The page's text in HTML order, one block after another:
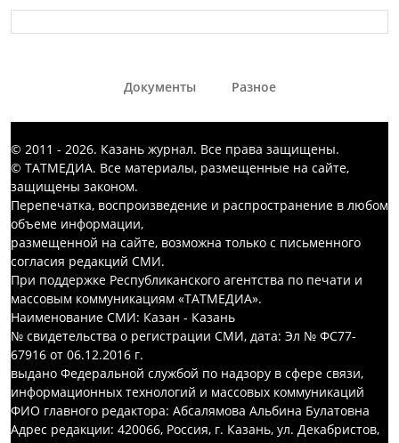
Документы Разное
© 2011 - 2026. Казань журнал. Все права защищены.
© ТАТМЕДИА. Все материалы, размещенные на сайте,
защищены законом.
Перепечатка, воспроизведение и распространение в любом
объеме информации,
размещенной на сайте, возможна только с письменного
согласия редакций СМИ.
При поддержке Республиканского агентства по печати и
массовым коммуникациям «ТАТМЕДИА».
Наименование СМИ: Казан - Казань
№ свидетельства о регистрации СМИ, дата: Эл № ФС77-
67916 от 06.12.2016 г.
выдано Федеральной службой по надзору в сфере связи,
информационных технологий и массовых коммуникаций
ФИО главного редактора: Абсалямова Альбина Булатовна
Адрес редакции: 420066, Россия, г. Казань, ул. Декабристов,